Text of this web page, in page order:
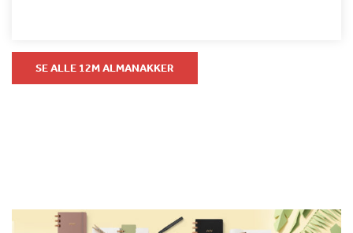
SE ALLE 12M ALMANAKKER